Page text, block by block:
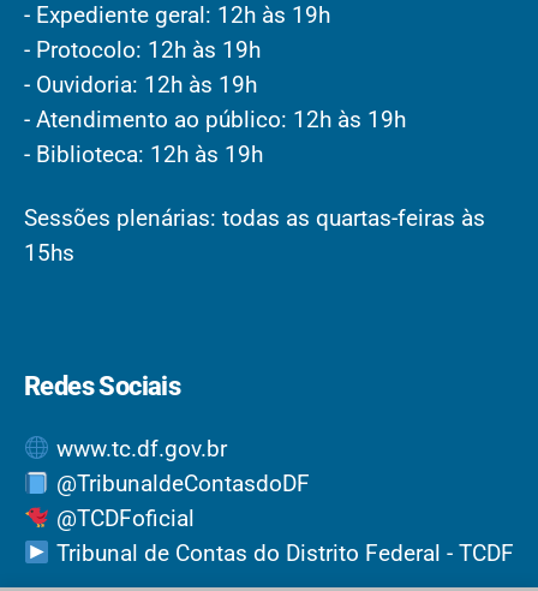
- Expediente geral: 12h às 19h
- Protocolo: 12h às 19h
- Ouvidoria: 12h às 19h
- Atendimento ao público: 12h às 19h
- Biblioteca: 12h às 19h
Sessões plenárias: todas as quartas-feiras às
15hs
Redes Sociais
www.tc.df.gov.br
@TribunaldeContasdoDF
@TCDFoficial
Tribunal de Contas do Distrito Federal - TCDF